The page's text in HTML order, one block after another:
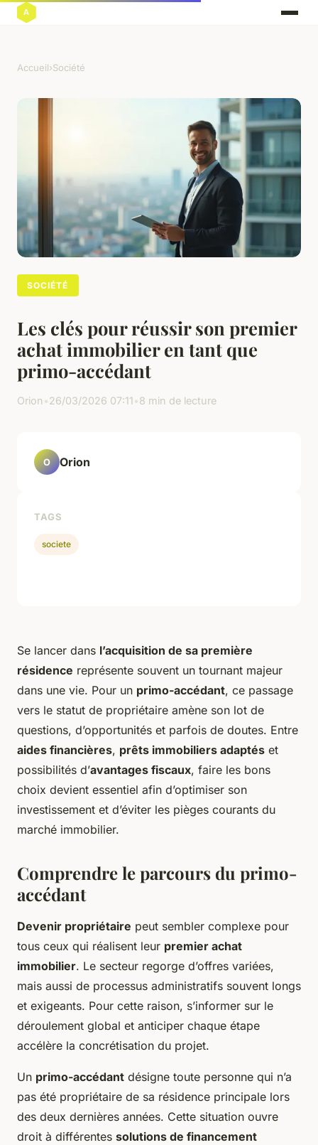
Accueil›Société
SOCIÉTÉ
Les clés pour réussir son premier
achat immobilier en tant que
primo-accédant
Orion •26/03/2026 07:11•8 min de lecture
Se lancer dans l’acquisition de sa première
résidence représente souvent un tournant majeur
dans une vie. Pour un primo-accédant, ce passage
vers le statut de propriétaire amène son lot de
questions, d’opportunités et parfois de doutes. Entre
aides financières, prêts immobiliers adaptés et
possibilités d’avantages fiscaux, faire les bons
choix devient essentiel afin d’optimiser son
investissement et d’éviter les pièges courants du
marché immobilier.
Comprendre le parcours du primo-
accédant
Devenir propriétaire peut sembler complexe pour
tous ceux qui réalisent leur premier achat
immobilier. Le secteur regorge d’offres variées,
mais aussi de processus administratifs souvent longs
et exigeants. Pour cette raison, s’informer sur le
déroulement global et anticiper chaque étape
accélère la concrétisation du projet.
Un primo-accédant désigne toute personne qui n’a
pas été propriétaire de sa résidence principale lors
des deux dernières années. Cette situation ouvre
droit à différentes solutions de financement
O Orion
TAGS
societe